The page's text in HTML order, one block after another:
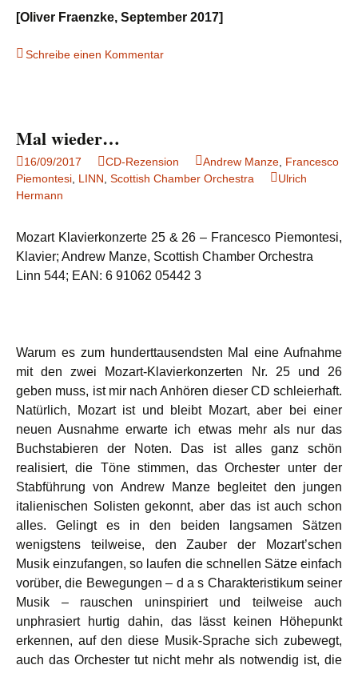
[Oliver Fraenzke, September 2017]
Schreibe einen Kommentar
Mal wieder…
16/09/2017 CD-Rezension Andrew Manze Francesco
Piemontesi LINN Scottish Chamber Orchestra
Ulrich
Hermann
Mozart Klavierkonzerte 25 & 26 – Francesco Piemontesi,
Klavier; Andrew Manze, Scottish Chamber Orchestra
Linn 544; EAN: 6 91062 05442 3
Warum es zum hunderttausendsten Mal eine Aufnahme
mit den zwei Mozart-Klavierkonzerten Nr. 25 und 26
geben muss, ist mir nach Anhören dieser CD schleierhaft.
Natürlich, Mozart ist und bleibt Mozart, aber bei einer
neuen Ausnahme erwarte ich etwas mehr als nur das
Buchstabieren der Noten. Das ist alles ganz schön
realisiert, die Töne stimmen, das Orchester unter der
Stabführung von Andrew Manze begleitet den jungen
italienischen Solisten gekonnt, aber das ist auch schon
alles. Gelingt es in den beiden langsamen Sätzen
wenigstens teilweise, den Zauber der Mozart’schen
Musik einzufangen, so laufen die schnellen Sätze einfach
vorüber, die Bewegungen – d a s Charakteristikum seiner
Musik – rauschen uninspiriert und teilweise auch
unphrasiert hurtig dahin, das lässt keinen Höhepunkt
erkennen, auf den diese Musik-Sprache sich zubewegt,
auch das Orchester tut nicht mehr als notwendig ist, die